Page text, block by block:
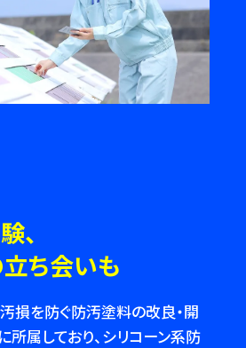
、
ち会いも
損を防ぐ防汚塗料の改良・開
所属しており、シリコーン系防